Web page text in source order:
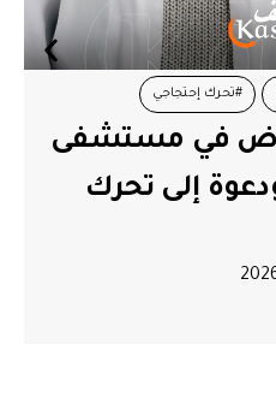
#تحرك إحتجاجي
في مستشفى
إلى تحرك